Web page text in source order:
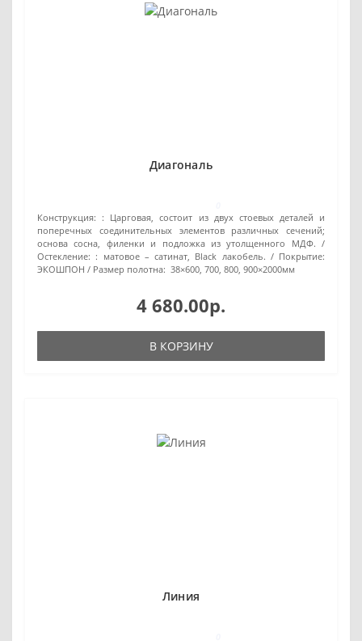
Диагональ
Конструкция: : Царговая, состоит из двух стоевых деталей и
поперечных соединительных элементов различных сечений;
основа сосна, филенки и подложка из утолщенного МДФ.
Остекление: : матовое – сатинат, Black лакобель.
Покрытие:
ЭКОШПОН
Размер полотна: 38×600, 700, 800, 900×2000мм
4 680.00р.
В КОРЗИНУ
Линия